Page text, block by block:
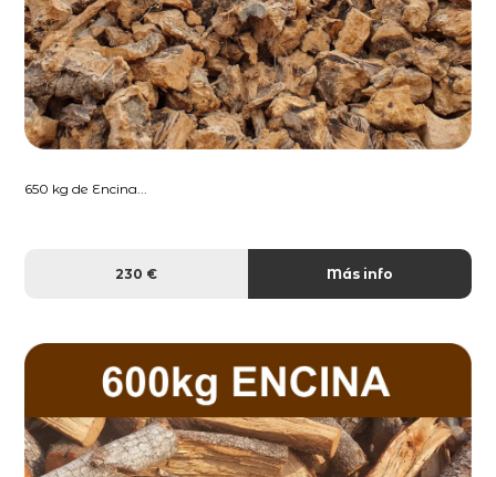
650 kg de Encina...
230 € Más info